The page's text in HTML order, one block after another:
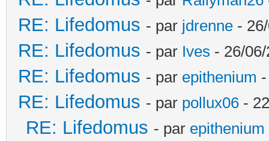
RE: Lifedomus - par jdrenne -
RE: Lifedomus - par Ives - 26/
RE: Lifedomus - par epithenium
RE: Lifedomus - par pollux06 -
RE: Lifedomus - par epithenium